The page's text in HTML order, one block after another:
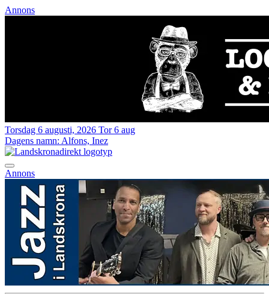
Annons
Torsdag 6 augusti, 2026 Tor 6 aug
Dagens namn: Alfons, Inez
Annons